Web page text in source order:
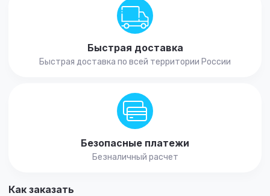
Быстрая доставка
Быстрая доставка по всей территории России
Безопасные платежи
Безналичный расчет
Как заказать